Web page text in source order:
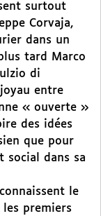
surtout
Corvaja,
dans un
tard Marco
di
entre
« ouverte »
des idées
que pour
social dans sa
le
premiers